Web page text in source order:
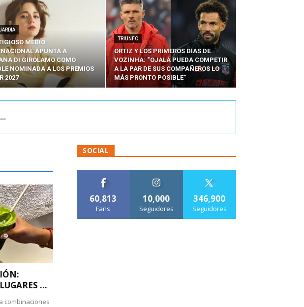
MEDIO
APUNTA A
DI GIROLAMO COMO
NOMINADA A LOS PREMIOS
2027
TRIUNFO
ORTIZ Y LOS PRIMEROS DÍAS DE
VOZINHA: “OJALÁ PUEDA COMPETIR
A LA PAR DE SUS COMPAÑEROS LO
MÁS PRONTO POSIBLE”
...
combinaciones
SOCIAL
60,813
Fans
10,000
Seguidores
346,900
Seguidores